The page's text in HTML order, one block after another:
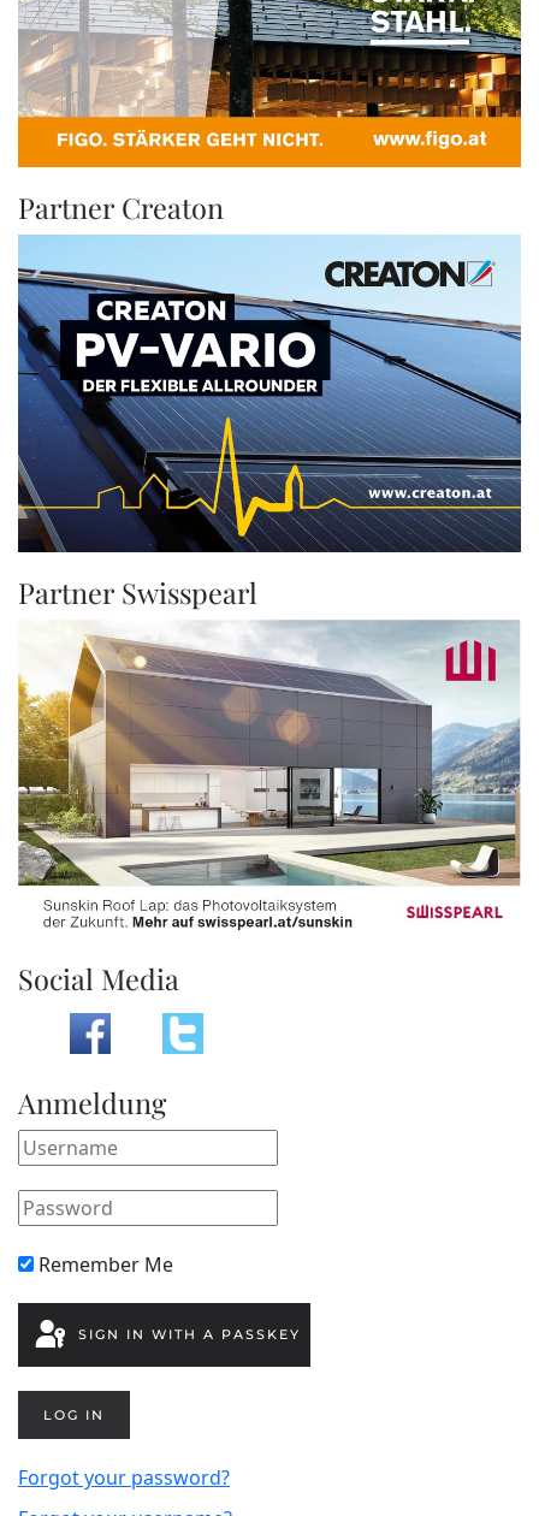
Partner Creaton
Partner Swisspearl
Social Media
Anmeldung
Remember Me
SIGN IN WITH A PASSKEY
LOG IN
Forgot your password?